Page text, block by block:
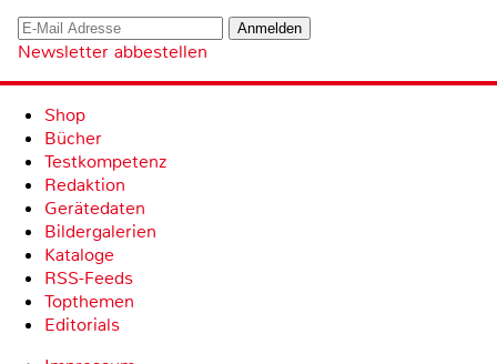
Newsletter abbestellen
Shop
Bücher
Testkompetenz
Redaktion
Gerätedaten
Bildergalerien
Kataloge
RSS-Feeds
Topthemen
Editorials